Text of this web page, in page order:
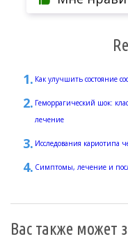
Как улучшить состояние
Геморрагический шок:
лечение
Исследования кариотипа
Симптомы, лечение и
Вас также может